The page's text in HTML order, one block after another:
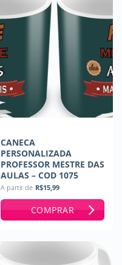
CANECA
PERSONALIZADA
PROFESSOR MESTRE DAS
AULAS – COD 1075
A partir de R$15,99
COMPRAR